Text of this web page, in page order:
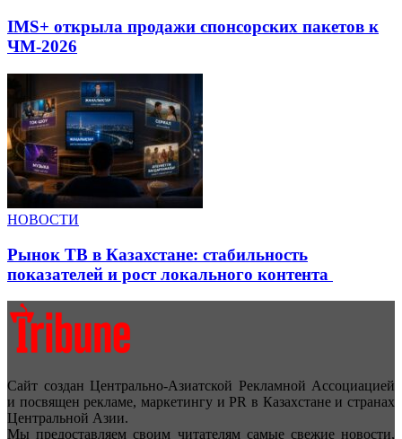
IMS+ открыла продажи спонсорских пакетов к
ЧМ-2026
НОВОСТИ
Рынок ТВ в Казахстане: стабильность
показателей и рост локального контента
Сайт создан Центрально-Азиатской Рекламной Ассоциацией
и посвящен рекламе, маркетингу и PR в Казахстане и странах
Центральной Азии.
Мы предоставляем своим читателям самые свежие новости,